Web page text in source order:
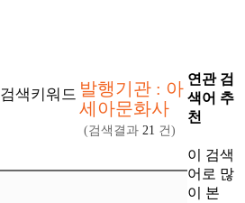
검색키워드 발행기관 : 아
세아문화사
(검색결과 21 건)
연관 검
색어 추
천
이 검색
어로 많
이 본